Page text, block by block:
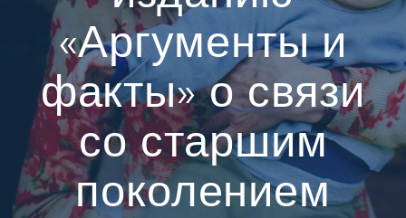
«Аргументы и
факты» о связи
со старшим
поколением